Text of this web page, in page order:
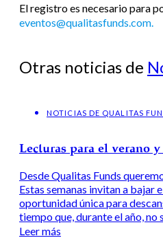
El registro es necesario para
eventos@qualitasfunds.com.
Otras noticias de
NOTICIAS DE QUALITAS
Lecturas para el verano
Desde Qualitas Funds
Estas semanas invitan a bajar
oportunidad única para
tiempo que, durante el año,
Leer más